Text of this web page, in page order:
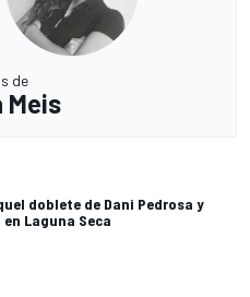
de
Meis
doblete de Dani Pedrosa y
Laguna Seca